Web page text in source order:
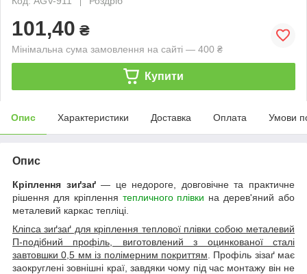
101,40 ₴
Мінімальна сума замовлення на сайті — 400 ₴
Купити
Опис Характеристики Доставка Оплата Умови
Опис
Кріплення зиґзаґ— це недороге, довговічне та практичне
рішення для кріплення тепличного плівки на дерев'яний або
металевий каркас тепліці.
Кліпса зиґзаґ для кріплення теплової плівки собою металевий
П-подібний профіль, виготовлений з оцинкованої сталі
завтовшки 0,5 мм із полімерним покриттям . Профіль зізаґ має
заокруглені зовнішні краї, завдяки чому під час монтажу він не